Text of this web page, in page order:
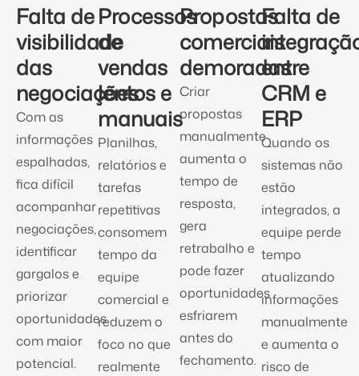
Falta de
visibilidade
das
negociações
Com as
informações
espalhadas,
fica difícil
acompanhar
negociações,
identificar
gargalos e
priorizar
oportunidades
com maior
potencial.
Processos
de
vendas
lentos e
manuais
Planilhas,
relatórios e
tarefas
repetitivas
consomem
tempo da
equipe
comercial e
reduzem o
foco no que
realmente
Propostas
comerciais
demoradas
Criar
propostas
manualmente
aumenta o
tempo de
resposta,
gera
retrabalho e
pode fazer
oportunidades
esfriarem
antes do
fechamento.
Falta de
entre
CRM e
ERP
Quando os
sistemas não
estão
integrados, a
equipe perde
tempo
atualizando
informações
manualmente
e aumenta o
risco de